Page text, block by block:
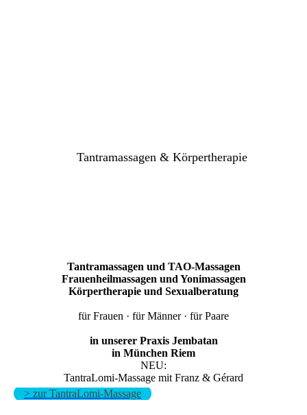
Tantramassagen & Körpertherapie
Tantramassagen und TAO-Massagen
Frauenheilmassagen und Yonimassagen
Körpertherapie und Sexualberatung
für Frauen · für Männer · für Paare
in unserer Praxis Jembatan
in München Riem
NEU:
TantraLomi-Massage mit Franz & Gérard
> zur TantraLomi-Massage